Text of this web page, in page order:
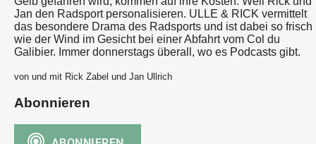
Jan den Radsport personalisieren. ULLE & RICK vermittelt
das besondere Drama des Radsports und ist dabei so frisch
wie der Wind im Gesicht bei einer Abfahrt vom Col du
Galibier. Immer donnerstags überall, wo es Podcasts gibt.
von und mit Rick Zabel und Jan Ullrich
Abonnieren